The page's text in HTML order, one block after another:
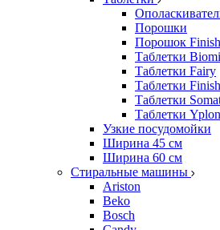
Порошки
Порошок Finish
Таблетки
Таблетки Fairy
Таблетки Finish
Таблетки
Таблетки Yplon
Узкие посудомойки
Ширина 45 см
Ширина 60 см
Стиральные машины
Ariston
Beko
Bosch